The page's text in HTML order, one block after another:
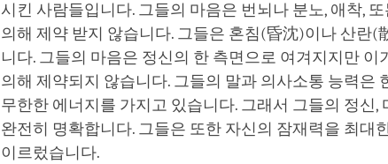
시킨 사람들입니다. 그들의 마음은 번뇌나 분노, 애착,
의해 제약 받지 않습니다. 그들은 혼침(昏沈)이나 산란(
니다. 그들의 마음은 정신의 한 측면으로 여겨지지만 이
의해 제약되지 않습니다. 그들의 말과 의사소통 능력은
무한한 에너지를 가지고 있습니다. 그래서 그들의 정신,
완전히 명확합니다. 그들은 또한 자신의 잠재력을 최대
이르렀습니다.